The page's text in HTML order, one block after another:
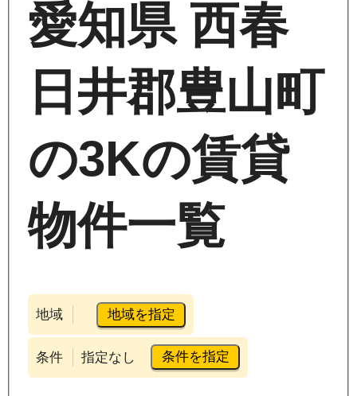
愛知県 西春
日井郡豊山町
の3Kの賃貸
物件一覧
地域 地域を指定
条件 指定なし 条件を指定